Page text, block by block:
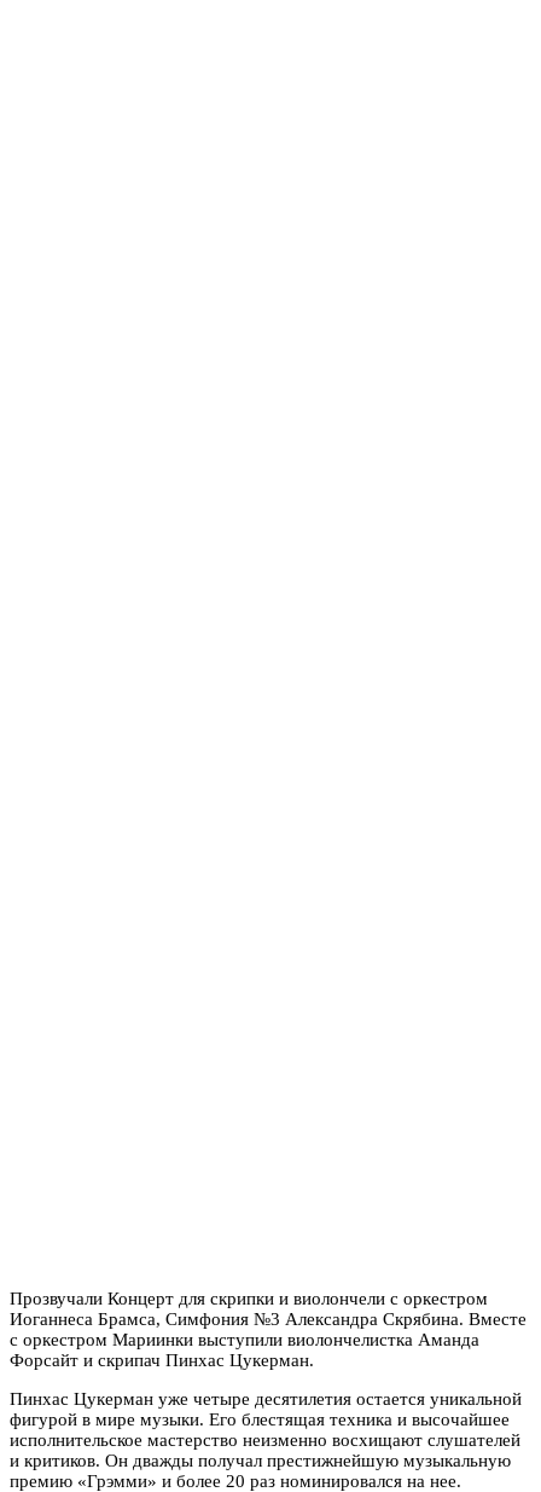
Прозвучали Концерт для скрипки и виолончели с оркестром
Иоганнеса Брамса, Симфония №3 Александра Скрябина. Вместе
с оркестром Мариинки выступили виолончелистка Аманда
Форсайт и скрипач Пинхас Цукерман.
Пинхас Цукерман уже четыре десятилетия остается уникальной
фигурой в мире музыки. Его блестящая техника и высочайшее
исполнительское мастерство неизменно восхищают слушателей
и критиков. Он дважды получал престижнейшую музыкальную
премию «Грэмми» и более 20 раз номинировался на нее.